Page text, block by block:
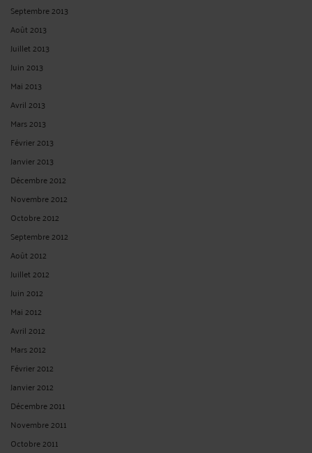
Septembre 2013
Août 2013
Juillet 2013
Juin 2013
Mai 2013
Avril 2013
Mars 2013
Février 2013
Janvier 2013
Décembre 2012
Novembre 2012
Octobre 2012
Septembre 2012
Août 2012
Juillet 2012
Juin 2012
Mai 2012
Avril 2012
Mars 2012
Février 2012
Janvier 2012
Décembre 2011
Novembre 2011
Octobre 2011